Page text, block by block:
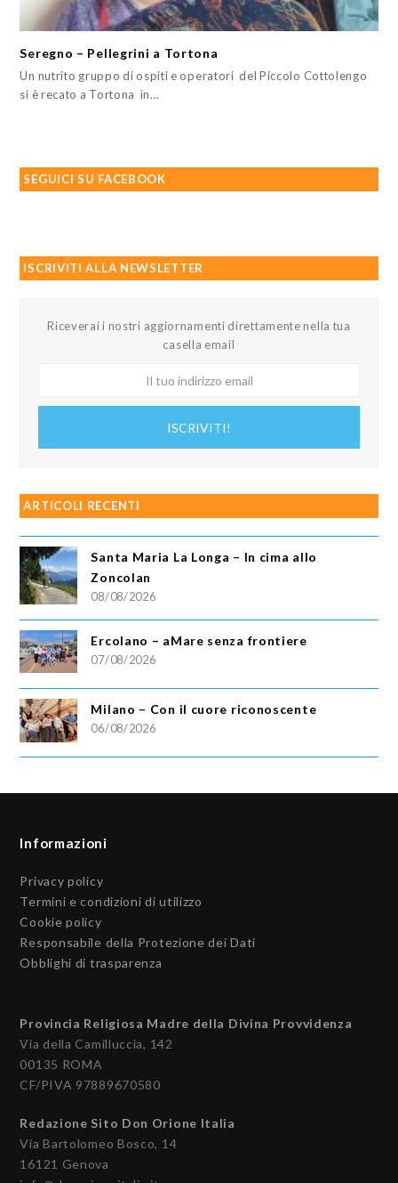
Seregno – Pellegrini a Tortona
Un nutrito gruppo di ospiti e operatori del Piccolo Cottolengo
si è recato a Tortona in…
SEGUICI SU FACEBOOK
ISCRIVITI ALLA NEWSLETTER
Riceverai i nostri aggiornamenti direttamente nella tua
casella email
ISCRIVITI!
ARTICOLI RECENTI
Santa Maria La Longa – In cima allo
Zoncolan
08/08/2026
Ercolano – aMare senza frontiere
07/08/2026
Milano – Con il cuore riconoscente
06/08/2026
Informazioni
Privacy policy
Termini e condizioni di utilizzo
Cookie policy
Responsabile della Protezione dei Dati
Obblighi di trasparenza
Provincia Religiosa Madre della Divina Provvidenza
Via della Camilluccia, 142
00135 ROMA
CF/PIVA 97889670580
Redazione Sito Don Orione Italia
Via Bartolomeo Bosco, 14
16121 Genova